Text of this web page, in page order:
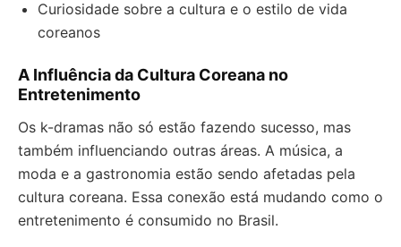
Curiosidade sobre a cultura e o estilo de vida
coreanos
A Influência da Cultura Coreana no
Entretenimento
Os k-dramas não só estão fazendo sucesso, mas
também influenciando outras áreas. A música, a
moda e a gastronomia estão sendo afetadas pela
cultura coreana. Essa conexão está mudando como o
entretenimento é consumido no Brasil.